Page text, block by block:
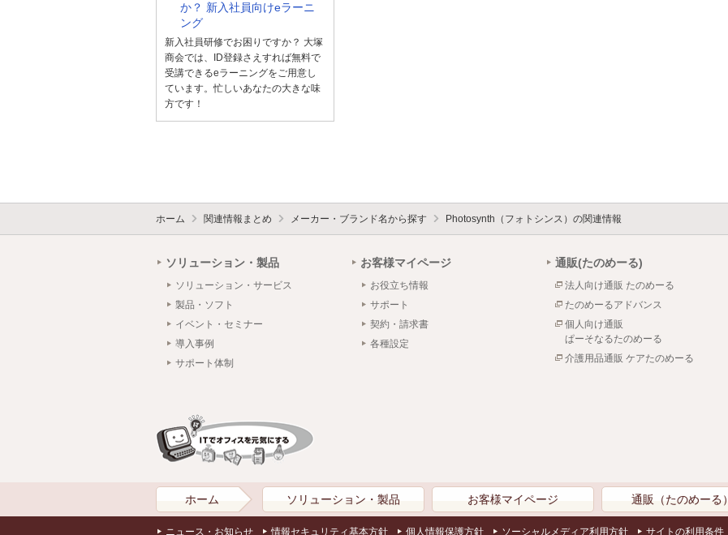
か？ 新入社員向けeラーニ
ング
新入社員研修でお困りですか？ 大塚
商会では、ID登録さえすれば無料で
受講できるeラーニングをご用意し
ています。忙しいあなたの大きな味
方です！
ホーム 関連情報まとめ メーカー・ブランド名から探す Photosynth（フォトシンス）の関連情報
ソリューション・製品
ソリューション・サービス
製品・ソフト
イベント・セミナー
導入事例
サポート体制
お客様マイページ
お役立ち情報
サポート
契約・請求書
各種設定
通販(たのめーる)
法人向け通販 たのめーる
たのめーるアドバンス
個人向け通販
ぱーそなるたのめーる
介護用品通販 ケアたのめーる
ホーム ソリューション・製品 お客様マイページ 通販（たのめーる）
ニュース・お知らせ 情報セキュリティ基本方針 個人情報保護方針 ソーシャルメディア利用方針 サイトの利用条件